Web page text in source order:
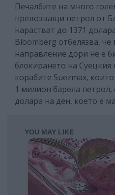
Печалбите на много
превозващи петрол от
нарастват до 1371
Bloomberg отбелязва,
направление дори не е
блокирането на Суецкия
корабите Suezmax,
1 милион барела петрол,
долара на ден, което е